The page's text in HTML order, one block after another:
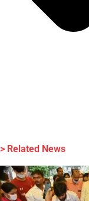
> Related News